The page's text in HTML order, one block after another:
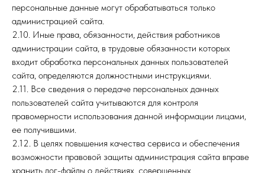
персональные данные могут обрабатываться только
администрацией сайта.
2.10. Иные права, обязанности, действия работников
администрации сайта, в трудовые обязанности которых
входит обработка персональных данных пользователей
сайта, определяются должностными инструкциями.
2.11. Все сведения о передаче персональных данных
пользователей сайта учитываются для контроля
правомерности использования данной информации лицами,
ее получившими.
2.12. В целях повышения качества сервиса и обеспечения
возможности правовой защиты администрация сайта вправе
хранить лог-файлы о действиях, совершенных